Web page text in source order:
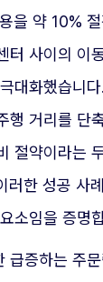
을 약 10%
터 사이의 이
대화했습니
행 거리를 단
절약이라는
러한 성공 사
소임을 증명
급증하는 주